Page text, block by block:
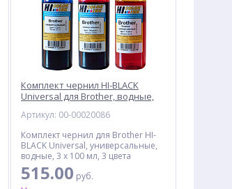
Комплект чернил HI-BLACK
Universal для Brother, водные,
Артикул: 00-00020086
Комплект чернил для Brother HI-
BLACK Universal, универсальные,
водные, 3 x 100 мл, 3 цвета
515.00 руб.